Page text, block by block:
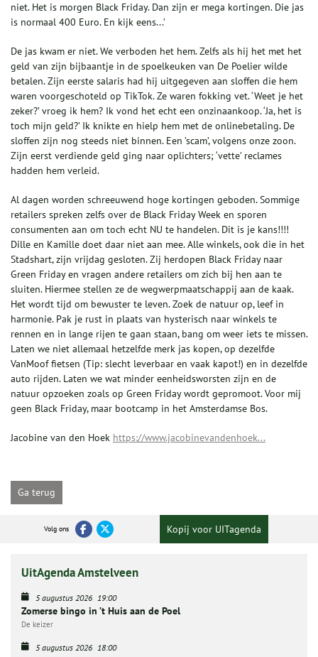
niet. Het is morgen Black Friday. Dan zijn er mega kortingen. Die jas
is normaal 400 Euro. En kijk eens...’
De jas kwam er niet. We verboden het hem. Zelfs als hij het met het
geld van zijn bijbaantje in de spoelkeuken van De Poelier wilde
betalen. Zijn eerste salaris had hij uitgegeven aan sloffen die hem
waren voorgeschoteld op TikTok. Ze waren fokking vet. ‘Weet je het
zeker?’ vroeg ik hem? Ik vond het echt een onzinaankoop. ‘Ja, het is
toch mijn geld?’ Ik knikte en hielp hem met de onlinebetaling. De
sloffen zijn nog steeds niet binnen. Een ’scam’, volgens onze zoon.
Zijn eerst verdiende geld ging naar oplichters; ‘vette’ reclames
hadden hem verleid.
Al dagen worden schreeuwend hoge kortingen geboden. Sommige
retailers spreken zelfs over de Black Friday Week en sporen
consumenten aan om toch echt NU te handelen. Dit is je kans!!!!
Dille en Kamille doet daar niet aan mee. Alle winkels, ook die in het
Stadshart, zijn vrijdag gesloten. Zij herdopen Black Friday naar
Green Friday en vragen andere retailers om zich bij hen aan te
sluiten. Hiermee stellen ze de wegwerpmaatschappij aan de kaak.
Het wordt tijd om bewuster te leven. Zoek de natuur op, leef in
harmonie. Pak je rust in plaats van hysterisch naar winkels te
rennen en in lange rijen te gaan staan, bang om weer iets te missen.
Laten we niet allemaal hetzelfde merk jas kopen, op dezelfde
VanMoof fietsen (Tip: slecht leverbaar en vaak kapot!) en in dezelfde
auto rijden. Laten we wat minder eenheidsworsten zijn en de
natuur opzoeken zoals op Green Friday wordt gepromoot. Voor mij
geen Black Friday, maar bootcamp in het Amsterdamse Bos.
Jacobine van den Hoek https://www.jacobinevandenhoek...
Ga terug
Volg ons Kopij voor UITagenda
UitAgenda Amstelveen
5 augustus 2026 19:00
Zomerse bingo in ’t Huis aan de Poel
De keizer
5 augustus 2026 18:00